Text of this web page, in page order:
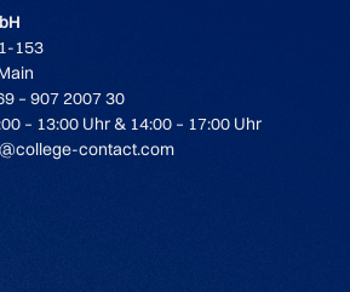
153
– 907 2007 30
– 13:00 Uhr & 14:00 – 17:00 Uhr
contact.com